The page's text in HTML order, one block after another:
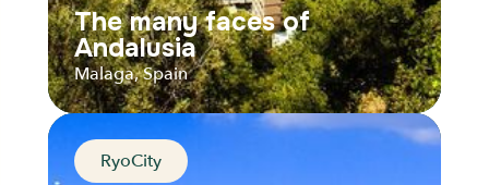
The many faces of
Andalusia
Malaga, Spain
RyoCity